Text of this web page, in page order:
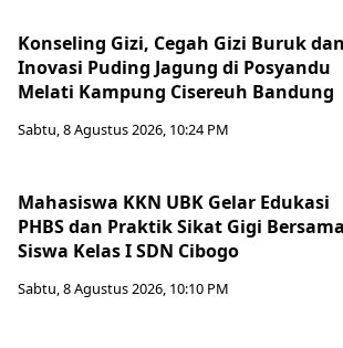
Konseling Gizi, Cegah Gizi Buruk dan
Inovasi Puding Jagung di Posyandu
Melati Kampung Cisereuh Bandung
Sabtu, 8 Agustus 2026, 10:24 PM
Mahasiswa KKN UBK Gelar Edukasi
PHBS dan Praktik Sikat Gigi Bersama
Siswa Kelas I SDN Cibogo
Sabtu, 8 Agustus 2026, 10:10 PM